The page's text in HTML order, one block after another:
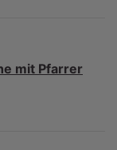
mit Pfarrer